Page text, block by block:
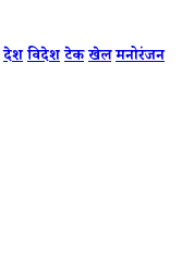
देशविदेशटेकखेलमनोरंजन